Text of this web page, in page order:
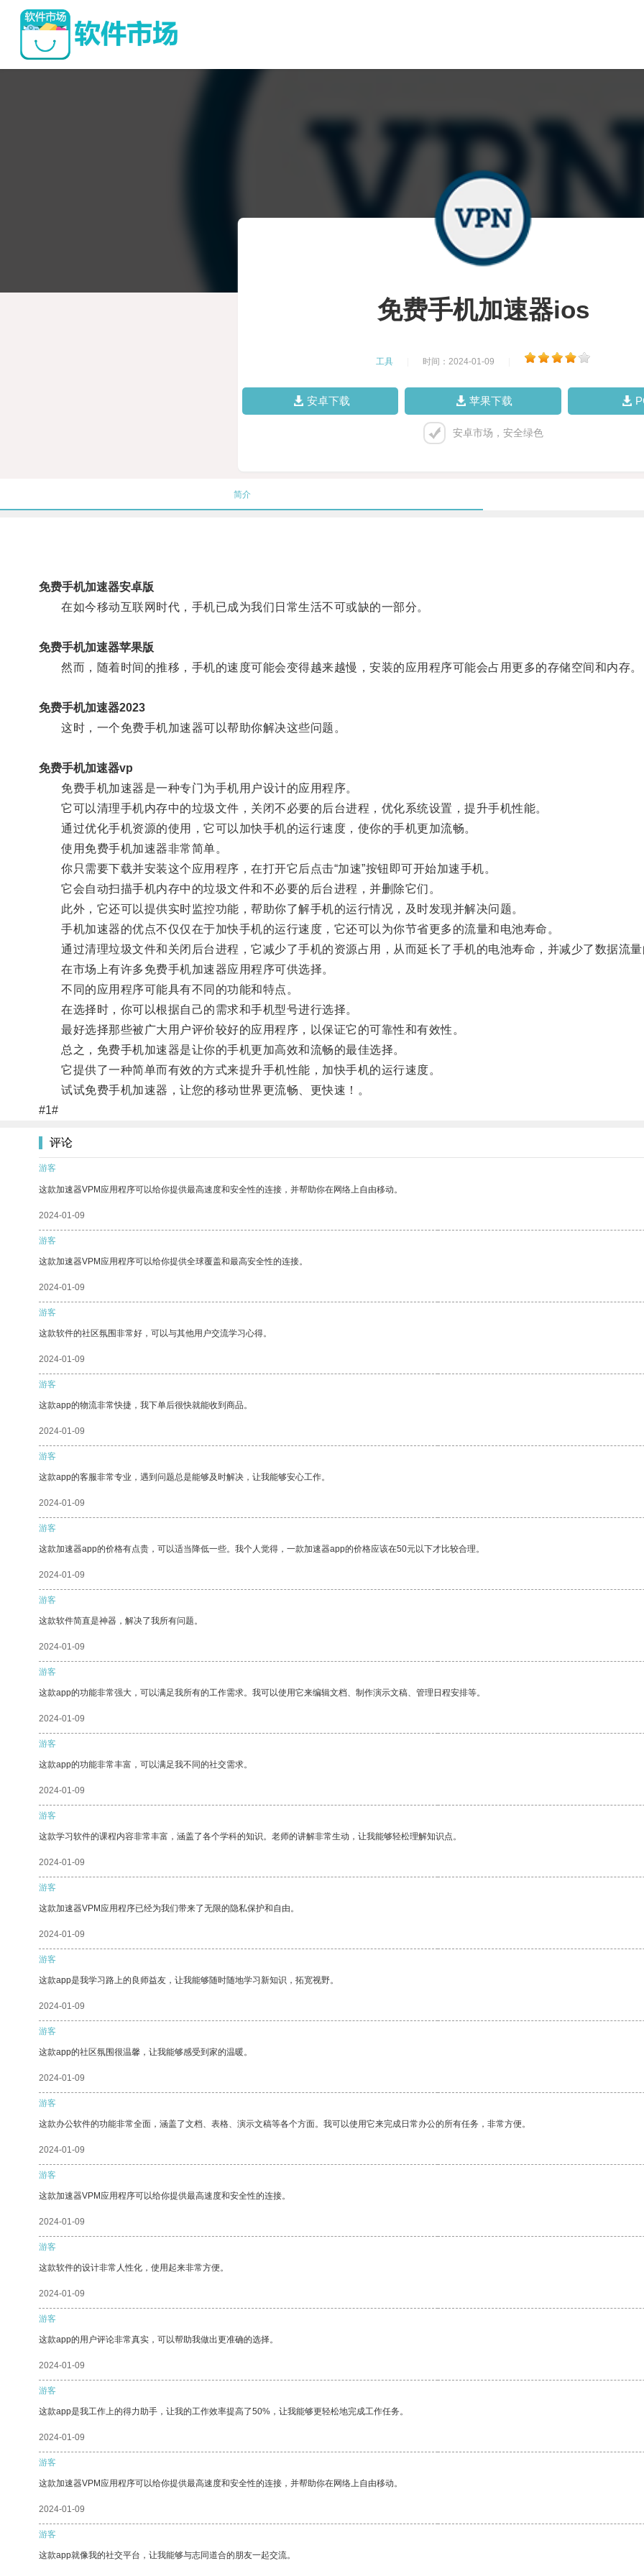
免费手机加速器ios
工具 时间：2024-01-09
安卓下载 苹果下载
安卓市场，安全绿色
简介
免费手机加速器安卓版
在如今移动互联网时代，手机已成为我们日常生活不可或缺的一部分。
免费手机加速器苹果版
然而，随着时间的推移，手机的速度可能会变得越来越慢，安装的应用程序可能会占用更多的存储空间和内存。
免费手机加速器2023
这时，一个免费手机加速器可以帮助你解决这些问题。
免费手机加速器vp
免费手机加速器是一种专门为手机用户设计的应用程序。
它可以清理手机内存中的垃圾文件，关闭不必要的后台进程，优化系统设置，提升手机性能。
通过优化手机资源的使用，它可以加快手机的运行速度，使你的手机更加流畅。
使用免费手机加速器非常简单。
你只需要下载并安装这个应用程序，在打开它后点击“加速”按钮即可开始加速手机。
它会自动扫描手机内存中的垃圾文件和不必要的后台进程，并删除它们。
此外，它还可以提供实时监控功能，帮助你了解手机的运行情况，及时发现并解决问题。
手机加速器的优点不仅仅在于加快手机的运行速度，它还可以为你节省更多的流量和电池寿命。
通过清理垃圾文件和关闭后台进程，它减少了手机的资源占用，从而延长了手机的电池寿命，并减少了数据流
在市场上有许多免费手机加速器应用程序可供选择。
不同的应用程序可能具有不同的功能和特点。
在选择时，你可以根据自己的需求和手机型号进行选择。
最好选择那些被广大用户评价较好的应用程序，以保证它的可靠性和有效性。
总之，免费手机加速器是让你的手机更加高效和流畅的最佳选择。
它提供了一种简单而有效的方式来提升手机性能，加快手机的运行速度。
试试免费手机加速器，让您的移动世界更流畅、更快速！。
#1#
评论
游客
这款加速器VPM应用程序可以给你提供最高速度和安全性的连接，并帮助你在网络上自由移动。
2024-01-09
游客
这款加速器VPM应用程序可以给你提供全球覆盖和最高安全性的连接。
2024-01-09
游客
这款软件的社区氛围非常好，可以与其他用户交流学习心得。
2024-01-09
游客
这款app的物流非常快捷，我下单后很快就能收到商品。
2024-01-09
游客
这款app的客服非常专业，遇到问题总是能够及时解决，让我能够安心工作。
2024-01-09
游客
这款加速器app的价格有点贵，可以适当降低一些。我个人觉得，一款加速器app的价格应该在50元以下才比较合理。
2024-01-09
游客
这款软件简直是神器，解决了我所有问题。
2024-01-09
游客
这款app的功能非常强大，可以满足我所有的工作需求。我可以使用它来编辑文档、制作演示文稿、管理日程安排等。
2024-01-09
游客
这款app的功能非常丰富，可以满足我不同的社交需求。
2024-01-09
游客
这款学习软件的课程内容非常丰富，涵盖了各个学科的知识。老师的讲解非常生动，让我能够轻松理解知识点。
2024-01-09
游客
这款加速器VPM应用程序已经为我们带来了无限的隐私保护和自由。
2024-01-09
游客
这款app是我学习路上的良师益友，让我能够随时随地学习新知识，拓宽视野。
2024-01-09
游客
这款app的社区氛围很温馨，让我能够感受到家的温暖。
2024-01-09
游客
这款办公软件的功能非常全面，涵盖了文档、表格、演示文稿等各个方面。我可以使用它来完成日常办公的所有任务，非常方便。
2024-01-09
游客
这款加速器VPM应用程序可以给你提供最高速度和安全性的连接。
2024-01-09
游客
这款软件的设计非常人性化，使用起来非常方便。
2024-01-09
游客
这款app的用户评论非常真实，可以帮助我做出更准确的选择。
2024-01-09
游客
这款app是我工作上的得力助手，让我的工作效率提高了50%，让我能够更轻松地完成工作任务。
2024-01-09
游客
这款加速器VPM应用程序可以给你提供最高速度和安全性的连接，并帮助你在网络上自由移动。
2024-01-09
游客
这款app就像我的社交平台，让我能够与志同道合的朋友一起交流。